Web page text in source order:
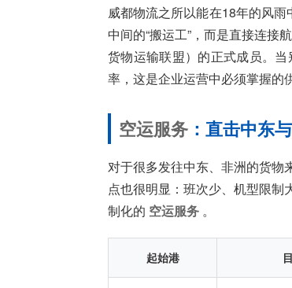
威都物流之所以能在18年的风
中间的“搬运工”，而是直接连接
货物运输联盟）的正式成员。
率，这是企业运营中必须掌握的
空运服务 ：直击中东
对于很多发往中东、非洲的货物
点也很明显：班次少、机型限
制化的 空运服务 。
起始港